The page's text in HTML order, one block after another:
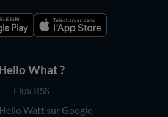
What ?
Flux RSS
Watt sur Google